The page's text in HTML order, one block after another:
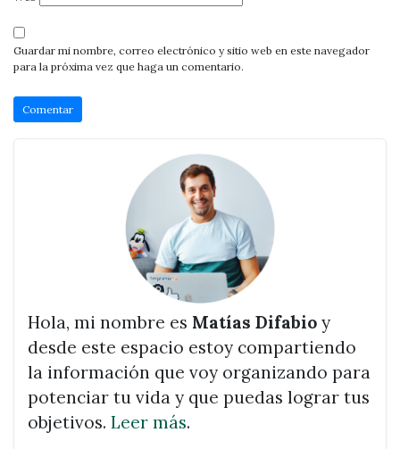
Guardar mi nombre, correo electrónico y sitio web en este navegador
para la próxima vez que haga un comentario.
Hola, mi nombre es Matías Difabio y
desde este espacio estoy compartiendo
la información que voy organizando para
potenciar tu vida y que puedas lograr tus
objetivos. Leer más.